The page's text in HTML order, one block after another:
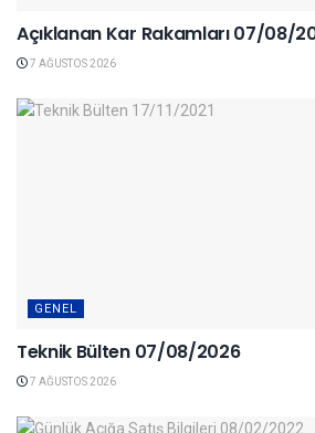
Açıklanan Kar Rakamları 07/08/
7 AĞUSTOS 2026
GENEL
Teknik Bülten 07/08/2026
7 AĞUSTOS 2026